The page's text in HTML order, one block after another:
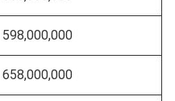
598,000,000
658,000,000